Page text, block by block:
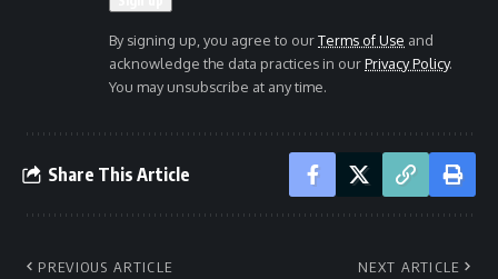
By signing up, you agree to ourTerms of Use and
acknowledge the data practices in ourPrivacy Policy.
You may unsubscribe at any time.
Share This Article
PREVIOUS ARTICLE NEXT ARTICLE